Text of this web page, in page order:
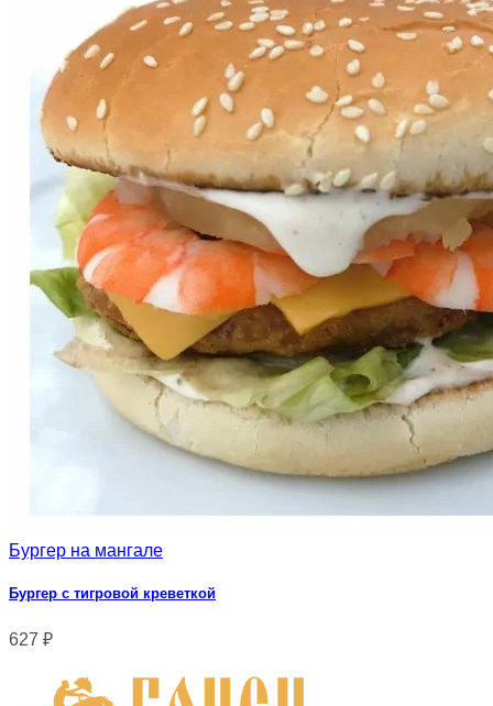
Бургер на мангале
Бургер с тигровой креветкой
627 ₽